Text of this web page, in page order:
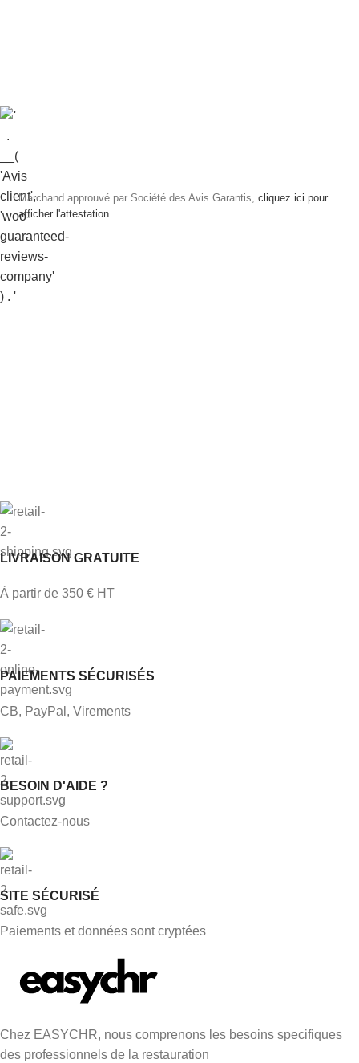
Marchand approuvé par Société des Avis Garantis, cliquez ici pour
afficher l'attestation.
LIVRAISON GRATUITE
À partir de 350 € HT
PAIEMENTS SÉCURISÉS
CB, PayPal, Virements
BESOIN D'AIDE ?
Contactez-nous
SITE SÉCURISÉ
Paiements et données sont cryptées
Chez EASYCHR, nous comprenons les besoins specifiques
des professionnels de la restauration